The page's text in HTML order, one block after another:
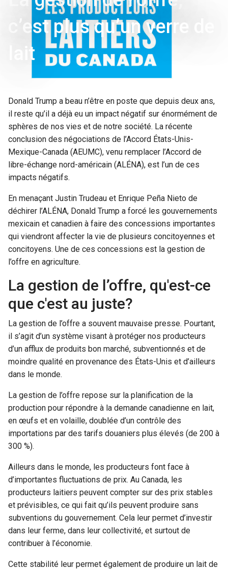
c’est plus qu’un verre de
lait
Donald Trump a beau n’être en poste que depuis deux ans,
il reste qu’il a déjà eu un impact négatif sur énormément de
sphères de nos vies et de notre société. La récente
conclusion des négociations de l’Accord États-Unis-
Mexique-Canada (AEUMC), venu remplacer l’Accord de
libre-échange nord-américain (ALÉNA), est l’un de ces
impacts négatifs.
En menaçant Justin Trudeau et Enrique Peña Nieto de
déchirer l’ALÉNA, Donald Trump a forcé les gouvernements
mexicain et canadien à faire des concessions importantes
qui viendront affecter la vie de plusieurs concitoyennes et
concitoyens. Une de ces concessions est la gestion de
l’offre en agriculture.
La gestion de l’offre, qu'est-ce
que c'est au juste?
La gestion de l’offre a souvent mauvaise presse. Pourtant,
il s’agit d’un système visant à protéger nos producteurs
d’un afflux de produits bon marché, subventionnés et de
moindre qualité en provenance des États-Unis et d’ailleurs
dans le monde.
La gestion de l’offre repose sur la planification de la
production pour répondre à la demande canadienne en lait,
en œufs et en volaille, doublée d’un contrôle des
importations par des tarifs douaniers plus élevés (de 200 à
300 %).
Ailleurs dans le monde, les producteurs font face à
d’importantes fluctuations de prix. Au Canada, les
producteurs laitiers peuvent compter sur des prix stables
et prévisibles, ce qui fait qu’ils peuvent produire sans
subventions du gouvernement. Cela leur permet d’investir
dans leur ferme, dans leur collectivité, et surtout de
contribuer à l’économie.
Cette stabilité leur permet également de produire un lait de